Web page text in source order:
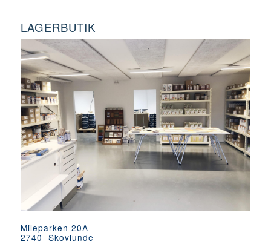
LAGERBUTIK
Mileparken 20A
2740 Skovlunde